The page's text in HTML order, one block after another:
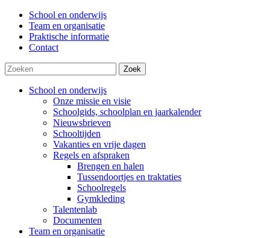
School en onderwijs
Team en organisatie
Praktische informatie
Contact
Zoek
School en onderwijs
Onze missie en visie
Schoolgids, schoolplan en jaarkalender
Nieuwsbrieven
Schooltijden
Vakanties en vrije dagen
Regels en afspraken
Brengen en halen
Tussendoortjes en traktaties
Schoolregels
Gymkleding
Talentenlab
Documenten
Team en organisatie